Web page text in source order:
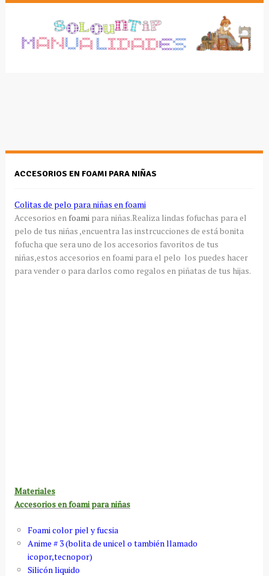
ACCESORIOS EN FOAMI PARA NIÑAS
Colitas de pelo para niñas en foami
Accesorios enfoamipara niñas.Realiza lindas fofuchas para el
pelo de tus niñas ,encuentra las instrcucciones de está bonita
fofucha que sera uno de los accesorios favoritos de tus
niñas,estos accesorios en foami para el pelo los puedes hacer
para vender o para darlos como regalos en piñatas de tus hijas.
Materiales
Accesorios en foami para niñas
Foami color piel y fucsia
Anime # 3 (bolita de unicel o también llamado
icopor,tecnopor)
Silicón liquido